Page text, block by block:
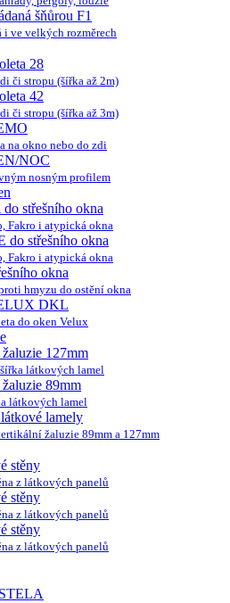
šňůrou F1
i ve velkých rozměrech
28
či stropu (šířka až 2m)
42
či stropu (šířka až 3m)
na okno nebo do zdi
NOC
nosným profilem
střešního okna
Fakro i atypická okna
do střešního okna
Fakro i atypická okna
okna
hmyzu do ostění okna
DKL
do oken Velux
127mm
látkových lamel
89mm
látkových lamel
lamely
žaluzie 89mm a 127mm
stěny
z látkových panelů
stěny
z látkových panelů
stěny
z látkových panelů